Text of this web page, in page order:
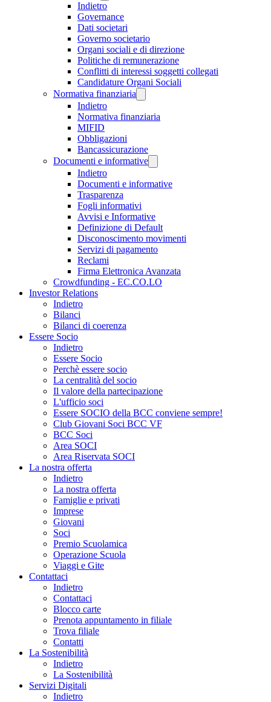
Indietro
Governance
Dati societari
Governo societario
Organi sociali e di direzione
Politiche di remunerazione
Conflitti di interessi soggetti collegati
Candidature Organi Sociali
Normativa finanziaria
Indietro
Normativa finanziaria
MIFID
Obbligazioni
Bancassicurazione
Documenti e informative
Indietro
Documenti e informative
Trasparenza
Fogli informativi
Avvisi e Informative
Definizione di Default
Disconoscimento movimenti
Servizi di pagamento
Reclami
Firma Elettronica Avanzata
Crowdfunding - EC.CO.LO
Investor Relations
Indietro
Bilanci
Bilanci di coerenza
Essere Socio
Indietro
Essere Socio
Perchè essere socio
La centralità del socio
Il valore della partecipazione
L'ufficio soci
Essere SOCIO della BCC conviene sempre!
Club Giovani Soci BCC VF
BCC Soci
Area SOCI
Area Riservata SOCI
La nostra offerta
Indietro
La nostra offerta
Famiglie e privati
Imprese
Giovani
Soci
Premio Scuolamica
Operazione Scuola
Viaggi e Gite
Contattaci
Indietro
Contattaci
Blocco carte
Prenota appuntamento in filiale
Trova filiale
Contatti
La Sostenibilità
Indietro
La Sostenibilità
Servizi Digitali
Indietro